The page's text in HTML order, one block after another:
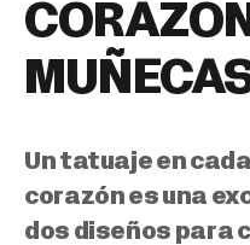
Un tatuaje en
corazón es una
dos diseños para